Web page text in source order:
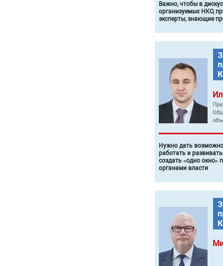
Важно, чтобы в
организуемых НКО,
эксперты, знающие
Нужно дать
работать и
создать «одно окно»
органами власти